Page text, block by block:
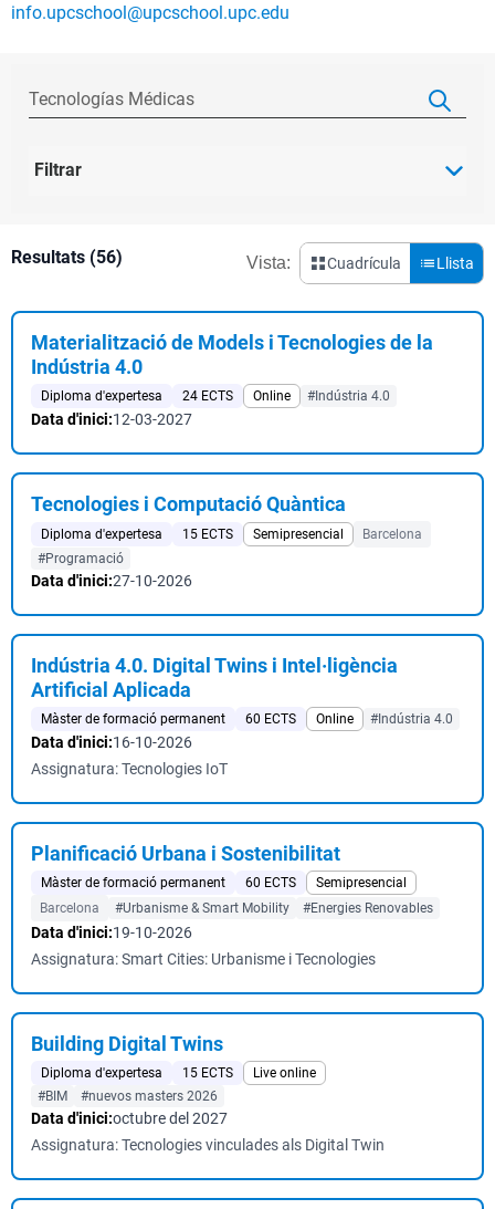
info.upcschool@upcschool.upc.edu
Filtrar
Resultats (56) Vista: Cuadrícula Llista
Materialització de Models i Tecnologies de la
Indústria 4.0
Diploma d'expertesa 24 ECTS Online #Indústria 4.0
Data d'inici:12-03-2027
Tecnologies i Computació Quàntica
Diploma d'expertesa 15 ECTS Semipresencial
Barcelona
#Programació
Data d'inici:27-10-2026
Indústria 4.0. Digital Twins i Intel·ligència
Artificial Aplicada
Màster de formació permanent 60 ECTS Online #Indústria 4.0
Data d'inici:16-10-2026
Assignatura: Tecnologies IoT
Planificació Urbana i Sostenibilitat
Màster de formació permanent 60 ECTS
Semipresencial
Barcelona
#Urbanisme & Smart Mobility #Energies Renovables
Data d'inici:19-10-2026
Assignatura: Smart Cities: Urbanisme i Tecnologies
Building Digital Twins
Diploma d'expertesa 15 ECTS
Live online
#BIM
#nuevos masters 2026
Data d'inici:octubre del 2027
Assignatura: Tecnologies vinculades als Digital Twin